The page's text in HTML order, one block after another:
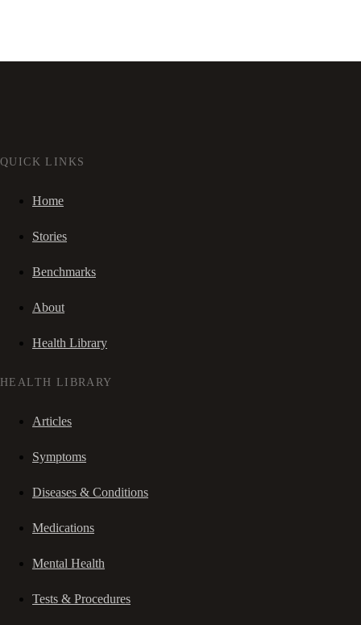
QUICK LINKS
Home
Stories
Benchmarks
About
Health Library
HEALTH LIBRARY
Articles
Symptoms
Diseases & Conditions
Medications
Mental Health
Tests & Procedures